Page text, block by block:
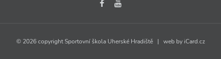
© 2026 copyright Sportovní škola Uherské Hradiště | web by iCard.cz